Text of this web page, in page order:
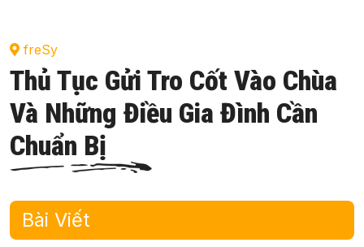
freSy
Thủ Tục Gửi Tro Cốt Vào Chùa
Và Những Điều Gia Đình Cần
Chuẩn Bị
Bài Viết